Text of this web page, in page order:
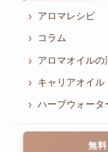
アロマレシピ
コラム
アロマオイルの
キャリアオイル
ハーブウォータ
無